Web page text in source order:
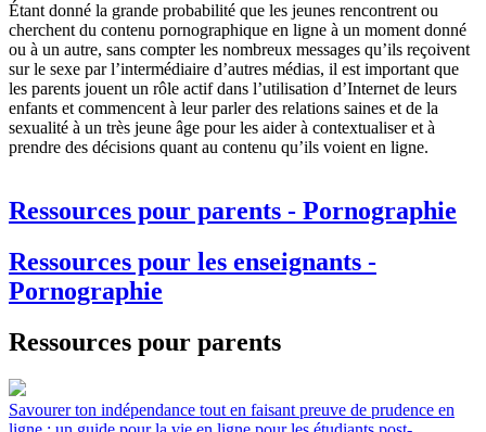
Étant donné la grande probabilité que les jeunes rencontrent ou
cherchent du contenu pornographique en ligne à un moment donné
ou à un autre, sans compter les nombreux messages qu’ils reçoivent
sur le sexe par l’intermédiaire d’autres médias, il est important que
les parents jouent un rôle actif dans l’utilisation d’Internet de leurs
enfants et commencent à leur parler des relations saines et de la
sexualité à un très jeune âge pour les aider à contextualiser et à
prendre des décisions quant au contenu qu’ils voient en ligne.
Ressources pour parents - Pornographie
Ressources pour les enseignants -
Pornographie
Ressources pour parents
Savourer ton indépendance tout en faisant preuve de prudence en